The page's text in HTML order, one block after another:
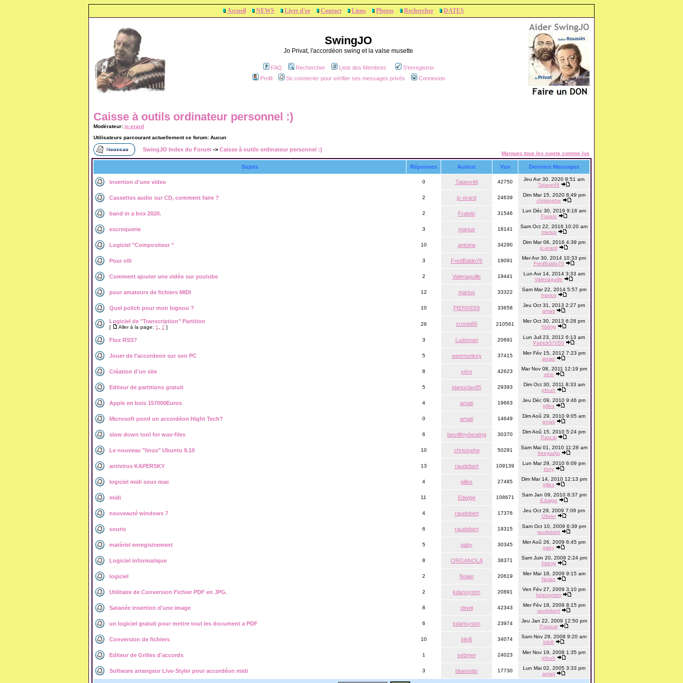
Accueil NEWS Livre d'or Contact Liens Photos Rechercher DATES
SwingJO
Jo Privat, l'accordéon swing et la valse musette
FAQ Rechercher Liste des Membres
S'enregistrer
Profil
Se connecter pour vérifier ses messages privés Connexion
Caisse à outils ordinateur personnel :)
Modérateur: jc-erard
Utilisateurs parcourant actuellement ce forum: Aucun
SwingJO Index du Forum -> Caisse à outils ordinateur personnel :)
Marquez tous les sujets comme lus
Sujets Réponses Auteur Vus Derniers Messages
insertion d'une video 0 Tatave46 42750
Jeu Avr 30, 2020 8:51 am
Tatave46
Cassettes audio sur CD, comment faire ? 2 jc-erard 24639
Dim Mar 15, 2020 8:49 pm
christophe
band in a box 2020. 2 Fratelo 31546
Lun Déc 30, 2019 9:18 am
Fratelo
escroquerie 3 marius 18141
Sam Oct 22, 2016 10:20 am
marius
Logiciel "Compositeur " 10 antoine 34290
Dim Mar 06, 2016 4:39 pm
jc-erard
Pour olli 3 FredBaldo76 19091
Mer Avr 30, 2014 10:33 pm
FredBaldo76
Comment ajouter une vidéo sur youtube 2 Valeriaguille 19441
Lun Avr 14, 2014 3:33 am
Valeriaguille
pour amateurs de fichiers MIDI 12 marius 33322
Sam Mar 22, 2014 5:57 pm
marius
Quel polich pour mon bignou ? 10 PIERRE69 33658
Jeu Oct 31, 2013 2:27 pm
amati
Logiciel de "Transcription" Partition
[ Aller à la page: 1 2 ]
26 crosio66 210561
Mer Oct 30, 2013 6:28 pm
hblmg
Flux RSS? 3 Ludoman 20691
Lun Juil 23, 2012 6:13 am
Patrick57050
Jouer de l'accordeon sur son PC 5 weemonkey 37415
Mer Fév 15, 2012 7:23 pm
amati
Création d'un site 8 véro 42623
Mar Nov 08, 2011 12:19 pm
véro
Editeur de partitions gratuit 5 pianoclav85 29393
Dim Oct 30, 2011 8:33 am
pfeuh
Apple en bois 157000Euros 4 amati 19663
Jeu Déc 09, 2010 9:46 pm
gilles
Microsoft pond un accordéon Hight Tech? 0 amati 14649
Dim Aoû 29, 2010 9:05 am
amati
slow down tool for wav-files 6 bestillmybeating 30370
Dim Aoû 15, 2010 5:24 pm
Pascal
Le nouveau "linux" Ubuntu 9.10 10 christophe 50281
Sam Mai 01, 2010 11:28 am
freegadjo
antivirus KAPERSKY 13 raudebert 109139
Lun Mar 29, 2010 6:09 pm
tony
logiciel midi sous mac 4 gilles 27485
Dim Mar 14, 2010 12:13 pm
gilles
midi 11 Edwige 108671
Sam Jan 09, 2010 8:37 pm
Edwige
nouveauté windows 7 4 raudebert 17376
Jeu Oct 29, 2009 7:06 pm
Olivier
souris 6 raudebert 19315
Sam Oct 10, 2009 6:39 pm
raudebert
matériel enregistrement 5 gaby 30345
Mer Aoû 26, 2009 6:45 pm
gaby
Logiciel informatique 8 ORGANOLA 38371
Sam Juin 20, 2009 2:24 pm
hblmg
logiciel 2 Nolan 20619
Mer Mar 18, 2009 9:15 am
Nolan
Utilitaire de Conversion Fichier PDF en JPG. 2 kdansystm 20891
Ven Fév 27, 2009 3:10 pm
kdansystm
Satanée insertion d'une image 8 dewit 42343
Mer Fév 18, 2009 8:15 pm
raudebert
un logiciel gratuit pour mettre tout les document a PDF 6 kdansystm 23974
Jeu Jan 22, 2009 12:50 pm
Pasque
Conversion de fichiers 10 biki6 34074
Sam Nov 29, 2008 9:20 am
biki6
Editeur de Grilles d'accords 1 sebmer 24023
Mer Nov 19, 2008 1:35 pm
pfeuh
Software arrangeur Live-Styler pour accordéon midi 3 bluesette 17730
Lun Mai 02, 2005 3:33 pm
amati